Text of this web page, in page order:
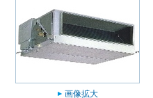
画像拡大